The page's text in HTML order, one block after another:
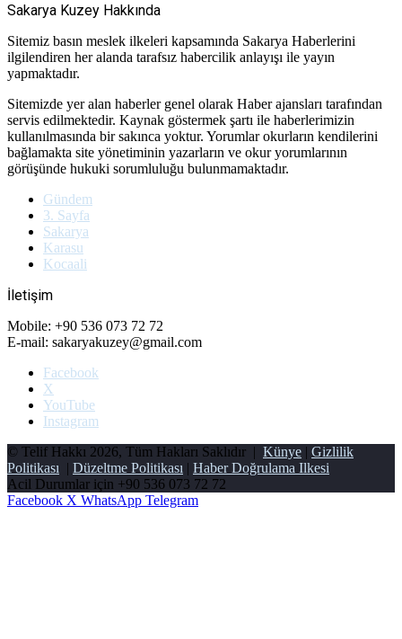
Sakarya Kuzey Hakkında
Sitemiz basın meslek ilkeleri kapsamında Sakarya Haberlerini
ilgilendiren her alanda tarafsız habercilik anlayışı ile yayın
yapmaktadır.
Sitemizde yer alan haberler genel olarak Haber ajansları tarafından
servis edilmektedir. Kaynak göstermek şartı ile haberlerimizin
kullanılmasında bir sakınca yoktur. Yorumlar okurların kendilerini
bağlamakta site yönetiminin yazarların ve okur yorumlarının
görüşünde hukuki sorumluluğu bulunmamaktadır.
Gündem
3. Sayfa
Sakarya
Karasu
Kocaali
İletişim
Mobile: +90 536 073 72 72
E-mail: sakaryakuzey@gmail.com
Facebook
X
YouTube
Instagram
© Telif Hakkı 2026, Tüm Hakları Saklıdır | Künye | Gizlilik
Politikası | Düzeltme Politikası | Haber Doğrulama Ilkesi
Acil Durumlar için +90 536 073 72 72
Facebook X WhatsApp Telegram